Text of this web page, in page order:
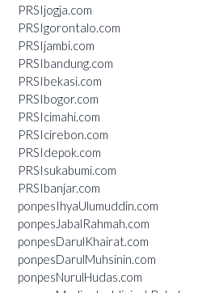
PRSIjogja.com
PRSIgorontalo.com
PRSIjambi.com
PRSIbandung.com
PRSIbekasi.com
PRSIbogor.com
PRSIcimahi.com
PRSIcirebon.com
PRSIdepok.com
PRSIsukabumi.com
PRSIbanjar.com
ponpesIhyaUlumuddin.com
ponpesJabalRahmah.com
ponpesDarulKhairat.com
ponpesDarulMuhsinin.com
ponpesNurulHudas.com